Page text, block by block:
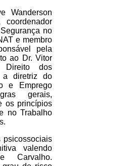
Wanderson
coordenador
no
e membro
pela
ao Dr. Vitor
Direito dos
a diretriz do
e Emprego
gerais,
os princípios
no Trabalho
psicossociais
valendo
Carvalho.